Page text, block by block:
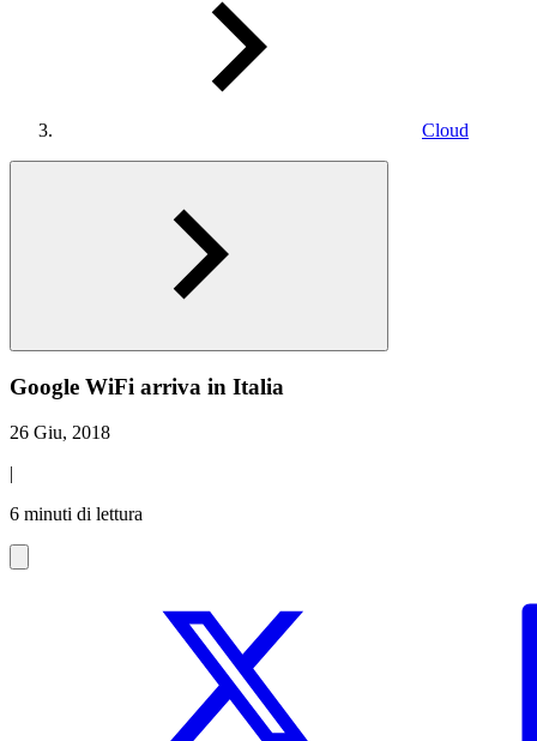
Cloud
Google WiFi arriva in Italia
26 Giu, 2018
|
6 minuti di lettura